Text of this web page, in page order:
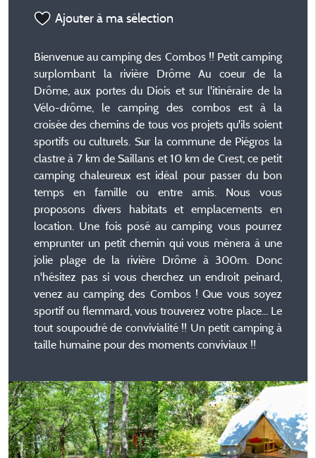
Ajouter à ma sélection
Bienvenue au camping des Combos !! Petit camping
surplombant la rivière Drôme Au coeur de la
Drôme, aux portes du Diois et sur l'itinéraire de la
Vélo-drôme, le camping des combos est à la
croisée des chemins de tous vos projets qu'ils soient
sportifs ou culturels. Sur la commune de Piégros la
clastre à 7 km de Saillans et 10 km de Crest, ce petit
camping chaleureux est idéal pour passer du bon
temps en famille ou entre amis. Nous vous
proposons divers habitats et emplacements en
location. Une fois posé au camping vous pourrez
emprunter un petit chemin qui vous mènera à une
jolie plage de la rivière Drôme à 300m. Donc
n'hésitez pas si vous cherchez un endroit peinard,
venez au camping des Combos ! Que vous soyez
sportif ou flemmard, vous trouverez votre place... Le
tout soupoudré de convivialité !! Un petit camping à
taille humaine pour des moments conviviaux !!